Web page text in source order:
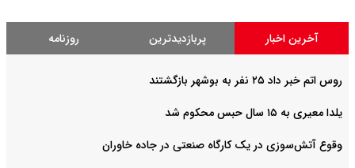
آخرین اخبار پربازدیدترین روزنامه
روس اتم خبر داد ۲۵ نفر به بوشهر بازگشتند
یلدا معیری به ۱۵ سال حبس محکوم شد
وقوع آتش‌سوزی در یک کارگاه صنعتی در جاده خاوران